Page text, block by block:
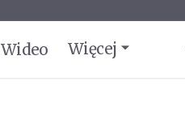
Wideo Więcej